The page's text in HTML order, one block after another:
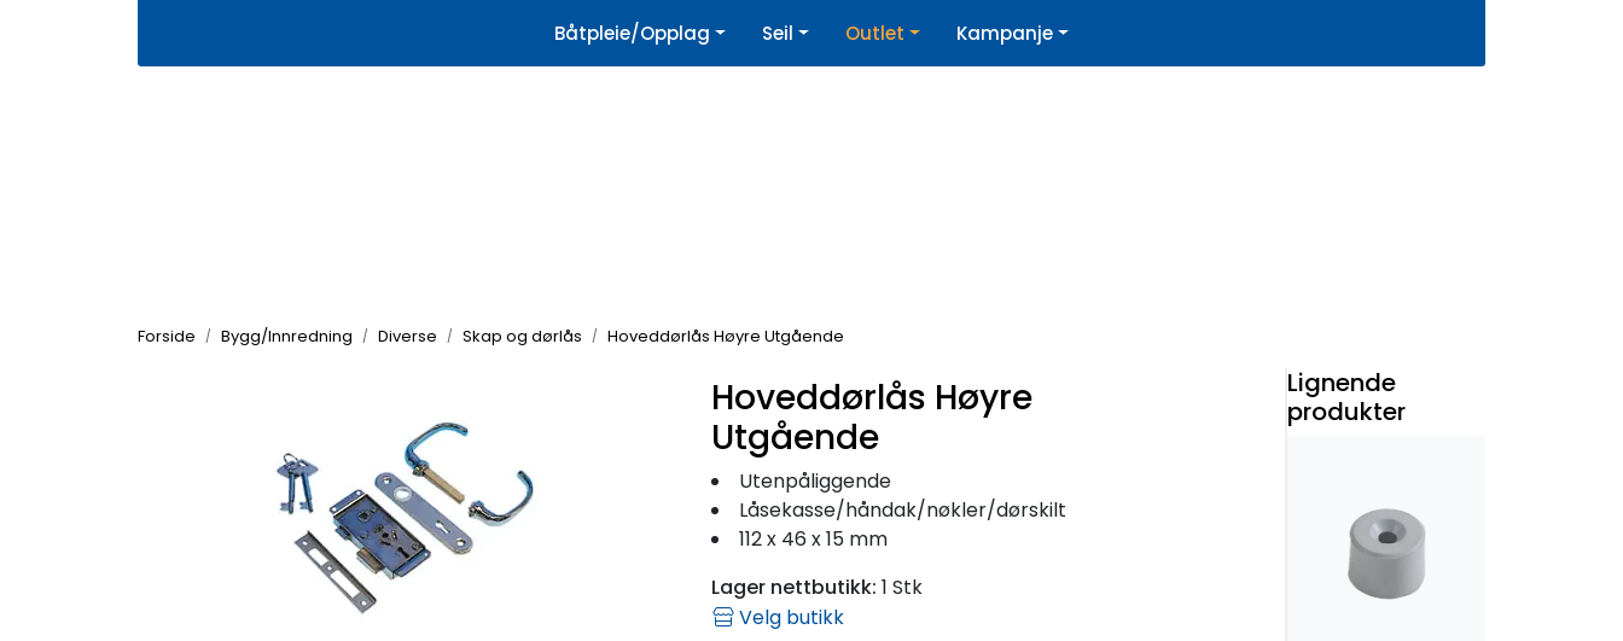
Kjøpshjelp | Nyhetsbrev
Båtpleie/Opplag Seil Outlet Kampanje
Forside Bygg/Innredning Diverse Skap og dørlås Hoveddørlås Høyre Utgående
Hoveddørlås Høyre
Utgående
Utenpåliggende
Låsekasse/håndak/nøkler/dørskilt
112 x 46 x 15 mm
Lager nettbutikk: 1 Stk
Velg butikk
Lignende
produkter